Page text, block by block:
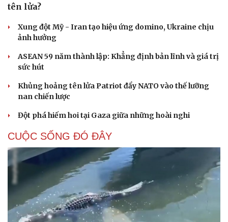
Cải chính
tên lửa?
Xung đột Mỹ - Iran tạo hiệu ứng domino, Ukraine chịu
ảnh hưởng
ASEAN 59 năm thành lập: Khẳng định bản lĩnh và giá trị
sức hút
Khủng hoảng tên lửa Patriot đẩy NATO vào thế lưỡng
nan chiến lược
Đột phá hiếm hoi tại Gaza giữa những hoài nghi
CUỘC SỐNG ĐÓ ĐÂY